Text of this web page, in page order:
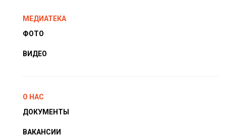
МЕДИАТЕКА
ФОТО
ВИДЕО
О НАС
ДОКУМЕНТЫ
ВАКАНСИИ